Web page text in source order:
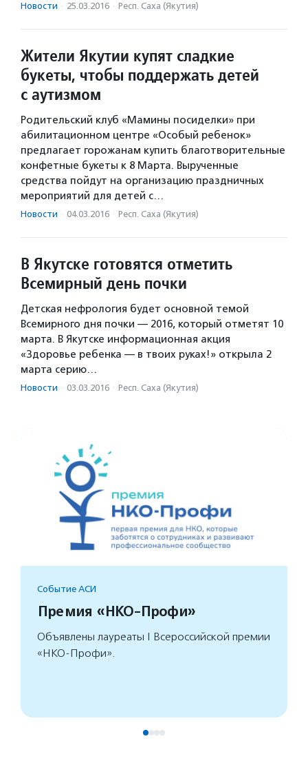
Новости · 25.03.2016 · Респ. Саха (Якутия)
Жители Якутии купят сладкие
букеты, чтобы поддержать детей
с аутизмом
Родительский клуб «Мамины посиделки» при
абилитационном центре «Особый ребенок»
предлагает горожанам купить благотворительные
конфетные букеты к 8 Марта. Вырученные
средства пойдут на организацию праздничных
мероприятий для детей с…
Новости · 04.03.2016 · Респ. Саха (Якутия)
В Якутске готовятся отметить
Всемирный день почки
Детская нефрология будет основной темой
Всемирного дня почки — 2016, который отметят 10
марта. В Якутске информационная акция
«Здоровье ребенка — в твоих руках!» открыла 2
марта серию…
Новости · 03.03.2016 · Респ. Саха (Якутия)
Событие АСИ
Премия «НКО-Профи»
Объявлены лауреаты I Всероссийской премии
«НКО-Профи».